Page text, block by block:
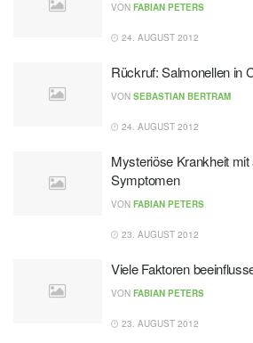
VON FABIAN PETERS
24. AUGUST 2012
Rückruf: Salmonellen in
VON SEBASTIAN BERTRAM
24. AUGUST 2012
Mysteriöse Krankheit
Symptomen
VON FABIAN PETERS
23. AUGUST 2012
Viele Faktoren
VON FABIAN PETERS
23. AUGUST 2012